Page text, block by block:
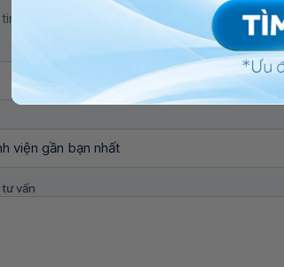
bác sĩ Vinmec sẽ liên hệ tư vấn trong 24 giờ.
Số điện thoại*
vấn